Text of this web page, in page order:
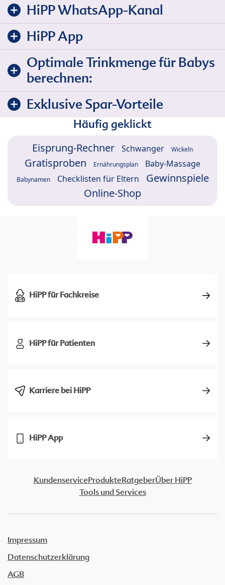
HiPP WhatsApp-Kanal
HiPP App
Optimale Trinkmenge für Babys
berechnen:
Exklusive Spar-Vorteile
Häufig geklickt
Eisprung-Rechner Schwanger Wickeln
Gratisproben Ernährungsplan Baby-Massage
Babynamen Checklisten für Eltern
Gewinnspiele
Online-Shop
HiPP für Fachkreise
HiPP für Patienten
Karriere bei HiPP
HiPP App
KundenserviceProdukteRatgeberÜber HiPP
Tools und Services
Impressum
Datenschutzerklärung
AGB